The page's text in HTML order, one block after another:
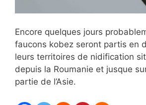
Encore quelques jours
faucons kobez seront partis en
leurs territoires de nidification
depuis la Roumanie et jusque
partie de l’Asie.